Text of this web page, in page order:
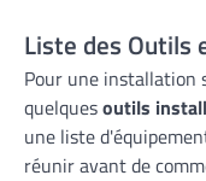
Liste des Outils
Pour une installation
quelquesoutils
une liste
réunir avant de